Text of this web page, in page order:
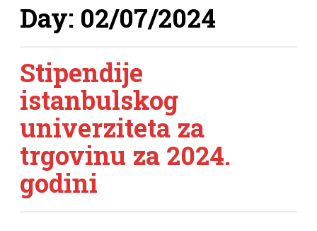
Day: 02/07/2024
Stipendije
istanbulskog
univerziteta za
trgovinu za 2024.
godini